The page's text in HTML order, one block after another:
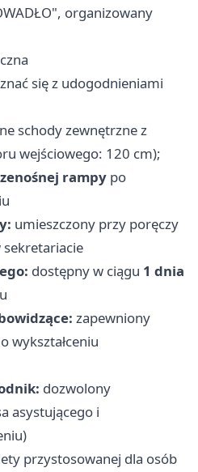
organizowany
się z udogodnieniami
schody zewnętrzne z
wejściowego: 120 cm);
rampy po
umieszczony przy poręczy
sekretariacie
dostępny w ciągu 1 dnia
zapewniony
wykształceniu
dozwolony
asystującego i
przystosowanej dla osób